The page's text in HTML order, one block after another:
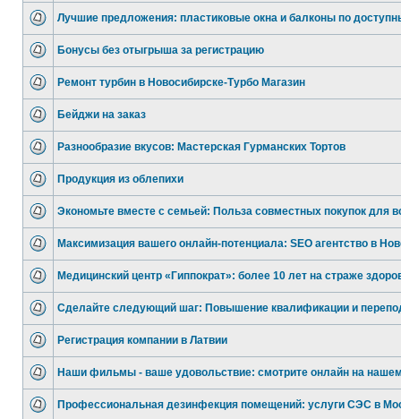
Лучшие предложения: пластиковые окна и балконы по
Бонусы без отыгрыша за регистрацию
Ремонт турбин в Новосибирске-Турбо Магазин
Бейджи на заказ
Разнообразие вкусов: Мастерская Гурманских Тортов
Продукция из облепихи
Экономьте вместе с семьей: Польза совместных покупок для
Максимизация вашего онлайн-потенциала: SEO агентство в
Медицинский центр «Гиппократ»: более 10 лет на страже
Сделайте следующий шаг: Повышение квалификации и
Регистрация компании в Латвии
Наши фильмы - ваше удовольствие: смотрите онлайн на
Профессиональная дезинфекция помещений: услуги СЭС в